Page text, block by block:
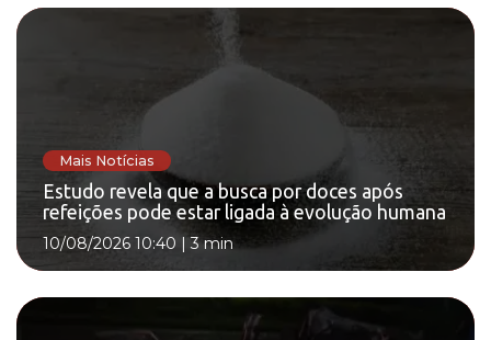
Mais Notícias
Estudo revela que a busca por doces após
refeições pode estar ligada à evolução humana
10/08/2026 10:40 |3 min